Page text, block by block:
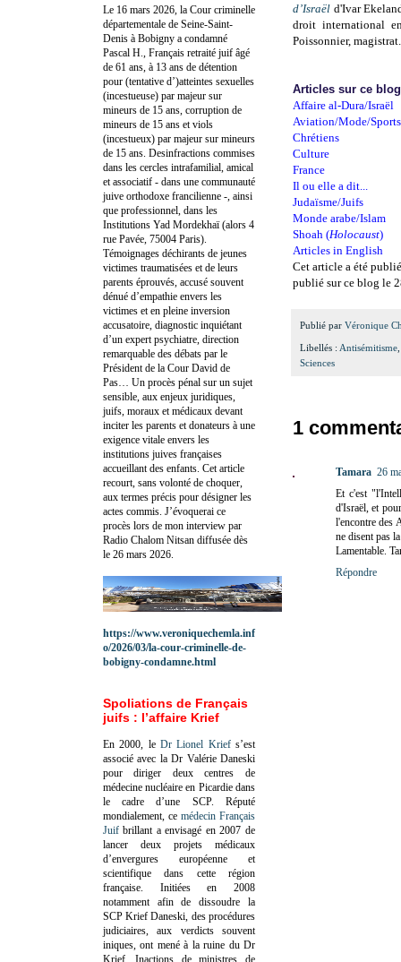
d’Israël d'Ivar
droit international
Poissonnier, magistrat.
Articles sur ce
Affaire al-Dura/Israël
Aviation/Mode/Sports
Chrétiens
Culture
France
Il ou elle a dit...
Judaïsme/Juifs
Monde arabe/Islam
Shoah (Holocaust)
Articles in English
Cet article a été
publié sur ce blog le
Publié par Véronique
Libellés : Antisémitisme
Sciences
1
Tamara 26
Et c'est
d'Israël, et
l'encontre des
ne disent pas
Lamentable.
Répondre
Le 16 mars 2026, la Cour criminelle
départementale de Seine-Saint-
Denis à Bobigny a condamné
Pascal H., Français retraité juif âgé
de 61 ans, à 13 ans de détention
pour (tentative d’)atteintes sexuelles
(incestueuse) par majeur sur
mineurs de 15 ans, corruption de
mineurs de 15 ans et viols
(incestueux) par majeur sur mineurs
de 15 ans. Desinfractions commises
dans les cercles intrafamilial, amical
et associatif - dans une communauté
juive orthodoxe francilienne -, ainsi
que professionnel, dans les
Institutions Yad Mordekhaï (alors 4
rue Pavée, 75004 Paris).
Témoignages déchirants de jeunes
victimes traumatisées et de leurs
parents éprouvés, accusé souvent
dénué d’empathie envers les
victimes et en pleine inversion
accusatoire, diagnostic inquiétant
d’un expert psychiatre, direction
remarquable des débats par le
Président de la Cour David de
Pas… Un procès pénal sur un sujet
sensible, aux enjeux juridiques,
juifs, moraux et médicaux devant
inciter les parents et donateurs à une
exigence vitale envers les
institutions juives françaises
accueillant des enfants. Cet article
recourt, sans volonté de choquer,
aux termes précis pour désigner les
actes commis. J’évoquerai ce
procès lors de mon interview par
Radio Chalom Nitsan diffusée dès
le 26 mars 2026.
https://www.veroniquechemla.inf
o/2026/03/la-cour-criminelle-de-
bobigny-condamne.html
Spoliations de Français
juifs : l’affaire Krief
En 2000, le Dr Lionel Kriefs’est
associé avec la Dr Valérie Daneski
pour diriger deux centres de
médecine nucléaire en Picardie dans
le cadre d’une SCP. Réputé
mondialement, ce médecin Français
Juif brillant a envisagé en 2007 de
lancer deux projets médicaux
d’envergures européenne et
scientifique dans cette région
française. Initiées en 2008
notamment afin de dissoudre la
SCP Krief Daneski, des procédures
judiciaires, aux verdicts souvent
iniques, ont mené à la ruine du Dr
Krief.Inactions de ministres de